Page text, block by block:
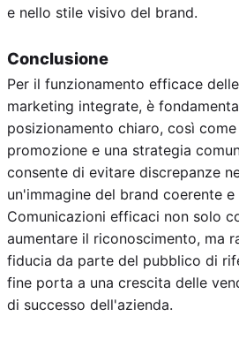
e nello stile visivo del brand.
Conclusione
Per il funzionamento efficace
marketing integrate, è
posizionamento chiaro, così
promozione e una strategia
consente di evitare discrepanze
un'immagine del brand coerente e
Comunicazioni efficaci non solo
aumentare il riconoscimento, ma
fiducia da parte del pubblico di
fine porta a una crescita delle
di successo dell'azienda.